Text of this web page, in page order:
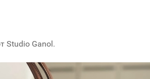
Studio Ganol.